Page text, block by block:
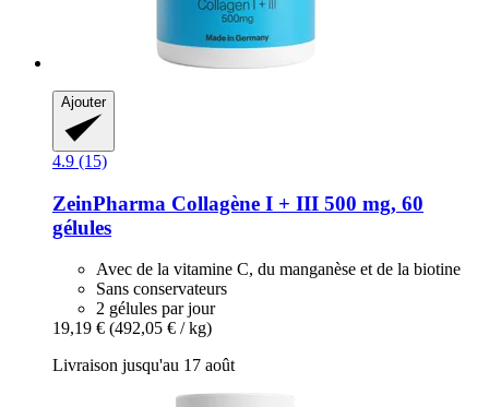
Ajouter
4.9 (15)
ZeinPharma Collagène I + III 500 mg, 60
gélules
Avec de la vitamine C, du manganèse et de la biotine
Sans conservateurs
2 gélules par jour
19,19 € (492,05 € / kg)
Livraison jusqu'au 17 août